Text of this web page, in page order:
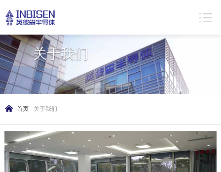
About us
关于我们
首页- 关于我们